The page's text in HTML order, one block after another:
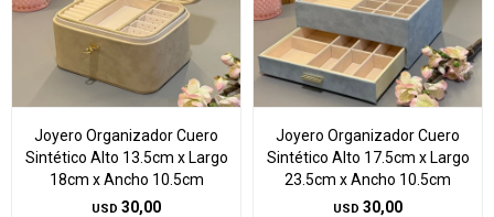
Joyero Organizador Cuero
Sintético Alto 13.5cm x Largo
18cm x Ancho 10.5cm
USD 30,00
Joyero Organizador Cuero
Sintético Alto 17.5cm x Largo
23.5cm x Ancho 10.5cm
USD 30,00